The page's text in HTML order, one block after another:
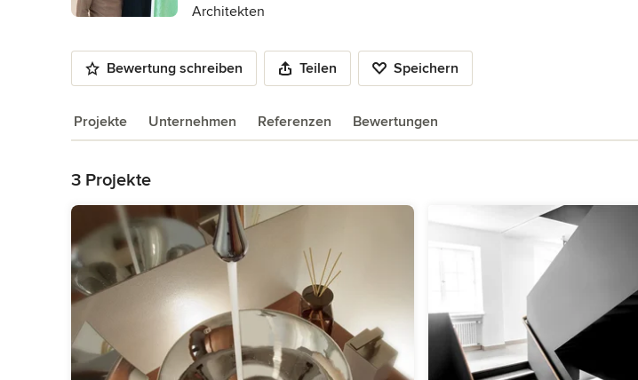
Architekten
Bewertung schreiben Teilen Speichern
Projekte Unternehmen Referenzen Bewertungen
3 Projekte